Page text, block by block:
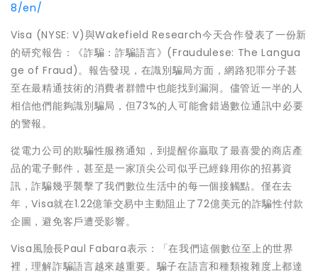
8/en/
Visa (NYSE: V)與Wakefield Research今天合作發表了一份新
的研究報告：《詐騙：詐騙語言》(Fraudulese: The Langua
ge of Fraud)。報告發現，在識別騙局方面，網路犯罪分子甚
至在最精通技術的消費者群體中也能找到漏洞。儘管近一半的人
相信他們能夠識別騙局，但73%的人可能會錯過數位通訊中必要
的警報。
從電力公司的欺騙性服務通知，到提醒你贏取了最喜愛的商店產
品的電子郵件，甚至是一家頂尖公司似乎已經錄用你的招募資
訊，詐騙幾乎襲擊了我們數位生活中的每一個接觸點。僅在去
年，Visa就在1.22億筆交易中主動阻止了72億美元的詐騙性付款
企圖，避免客戶遭受影響。
Visa風險長Paul Fabara表示：「在我們這個數位至上的世界
裡，理解詐騙語言越來越重要。騙子在語言和種類複雜度上都達